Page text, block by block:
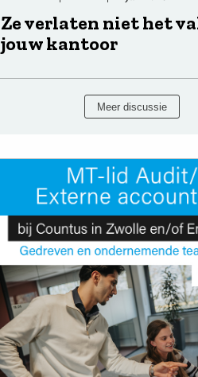
Ze verlaten niet het
jouw kantoor
Meer discussie